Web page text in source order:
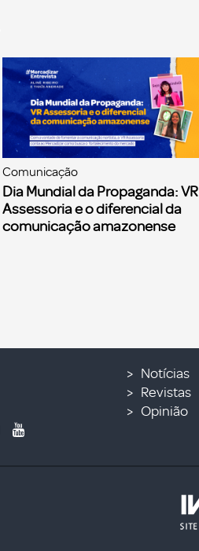
Comunicação
Dia Mundial da Propaganda: VR
Assessoria e o diferencial da
comunicação amazonense
Notícias
Revistas
Opinião